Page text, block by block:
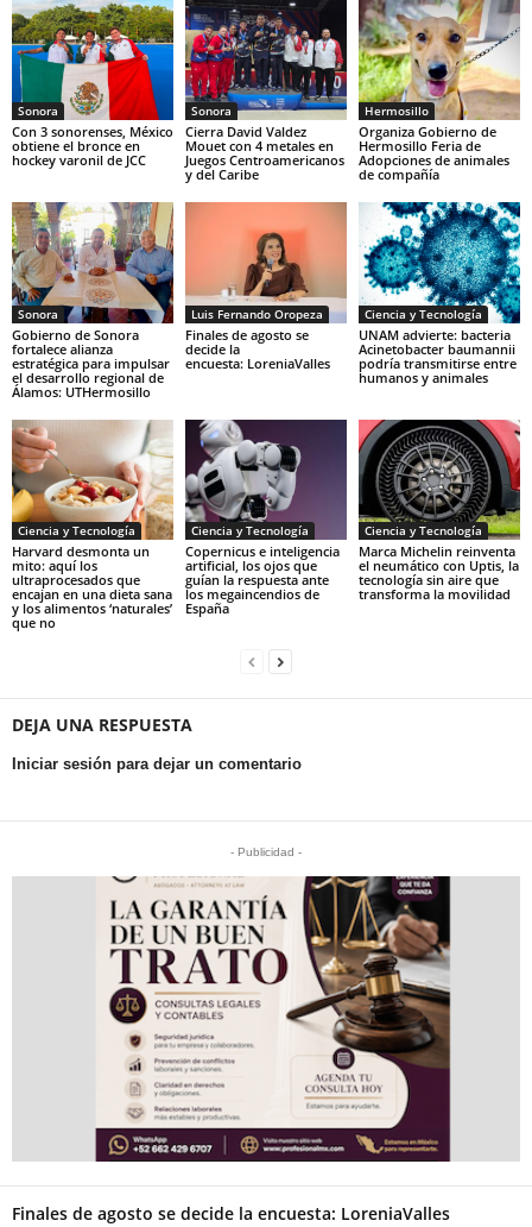
Sonora
Con 3 sonorenses, México
obtiene el bronce en
hockey varonil de JCC
Sonora
Cierra David Valdez
Mouet con 4 metales en
Juegos Centroamericanos
y del Caribe
Hermosillo
Organiza Gobierno de
Hermosillo Feria de
Adopciones de animales
de compañía
Sonora
Gobierno de Sonora
fortalece alianza
estratégica para impulsar
el desarrollo regional de
Álamos: UTHermosillo
Luis Fernando Oropeza
Finales de agosto se
decide la
encuesta: LoreniaValles
Ciencia y Tecnología
UNAM advierte: bacteria
Acinetobacter baumannii
podría transmitirse entre
humanos y animales
Ciencia y Tecnología
Harvard desmonta un
mito: aquí los
ultraprocesados que
encajan en una dieta sana
y los alimentos ‘naturales’
que no
Ciencia y Tecnología
Copernicus e inteligencia
artificial, los ojos que
guían la respuesta ante
los megaincendios de
España
Ciencia y Tecnología
Marca Michelin reinventa
el neumático con Uptis, la
tecnología sin aire que
transforma la movilidad
DEJA UNA RESPUESTA
Iniciar sesión para dejar un comentario
- Publicidad -
Finales de agosto se decide la encuesta: LoreniaValles